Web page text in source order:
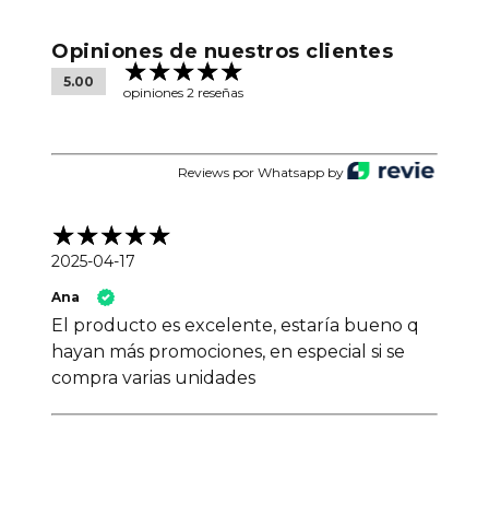
Opiniones de nuestros clientes
5.00
opiniones 2 reseñas
Reviews por Whatsapp by
2025-04-17
Ana
El producto es excelente, estaría bueno q
hayan más promociones, en especial si se
compra varias unidades